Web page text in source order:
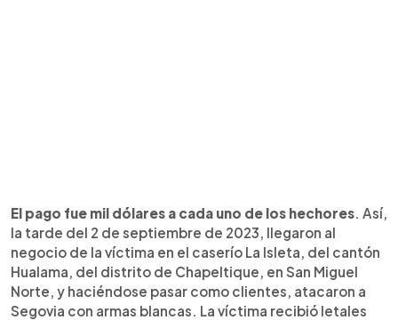
El pago fue mil dólares a cada uno de los hechores . Así,
la tarde del 2 de septiembre de 2023, llegaron al
negocio de la víctima en el caserío La Isleta, del cantón
Hualama, del distrito de Chapeltique, en San Miguel
Norte, y haciéndose pasar como clientes, atacaron a
Segovia con armas blancas. La víctima recibió letales